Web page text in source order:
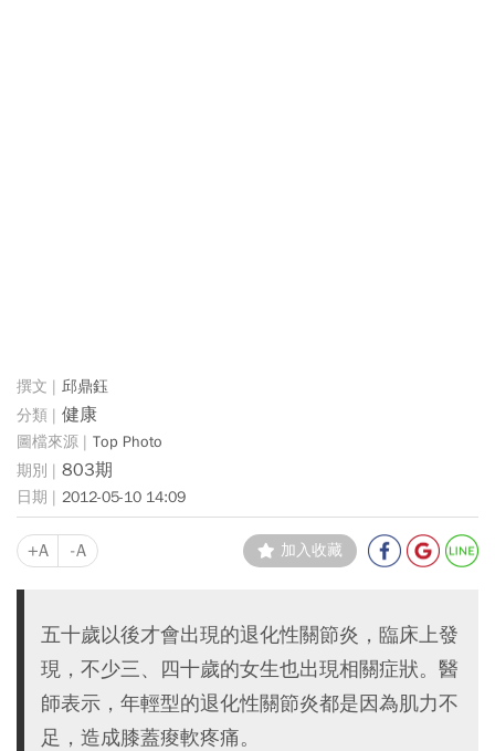
邱鼎鈺
健康
Top Photo
803期
2012-05-10 14:09
+A -A 加入收藏
五十歲以後才會出現的退化性關節炎，臨床上發
現，不少三、四十歲的女生也出現相關症狀。醫
師表示，年輕型的退化性關節炎都是因為肌力不
足，造成膝蓋痠軟疼痛。